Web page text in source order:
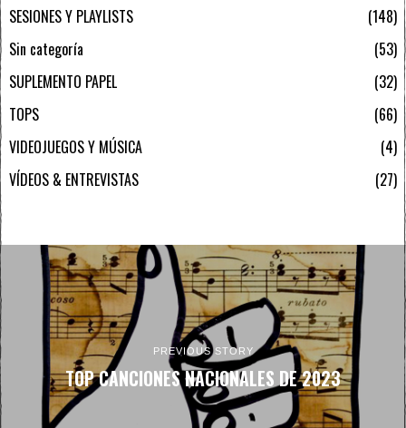
SESIONES Y PLAYLISTS
148
Sin categoría
53
SUPLEMENTO PAPEL
32
TOPS
66
VIDEOJUEGOS Y MÚSICA
4
VÍDEOS & ENTREVISTAS
27
PREVIOUS STORY
TOP CANCIONES NACIONALES DE 2023